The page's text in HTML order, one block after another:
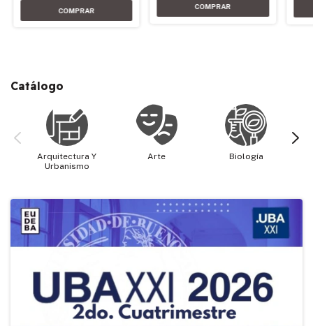
Catálogo
Arquitectura Y
Urbanismo
Arte Biología